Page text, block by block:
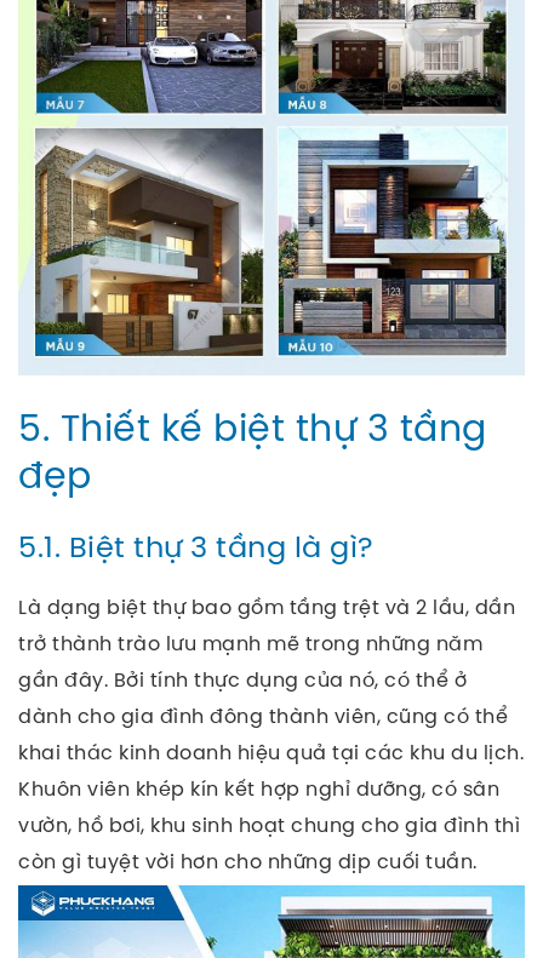
5. Thiết kế biệt thự 3 tầng
đẹp
5.1. Biệt thự 3 tầng là gì?
Là dạng biệt thự bao gồm tầng trệt và 2 lầu, dần
trở thành trào lưu mạnh mẽ trong những năm
gần đây. Bởi tính thực dụng của nó, có thể ở
dành cho gia đình đông thành viên, cũng có thể
khai thác kinh doanh hiệu quả tại các khu du lịch.
Khuôn viên khép kín kết hợp nghỉ dưỡng, có sân
vườn, hồ bơi, khu sinh hoạt chung cho gia đình thì
còn gì tuyệt vời hơn cho những dịp cuối tuần.